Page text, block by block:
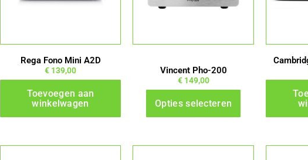
Rega Fono Mini A2D
€ 139,00
Toevoegen aan
winkelwagen
Vincent Pho-200
€149,00
Opties selecteren
Deze
worden
op
de